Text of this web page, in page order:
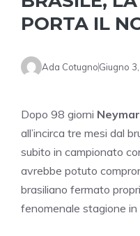
PORTA IL
Ada CotugnoGiugno
Dopo 98 giorni Neymar
all’incirca tre mesi dal
subito in campionato
avrebbe potuto
brasiliano fermato
fenomenale stagione in